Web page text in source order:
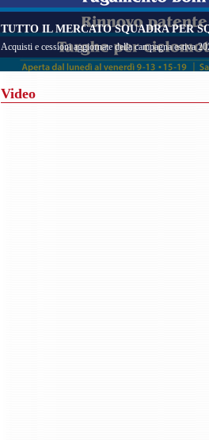
TUTTO IL MERCATO SQUADRA PER
Acquisti e cessioni aggiornate della campagna estiva
Video